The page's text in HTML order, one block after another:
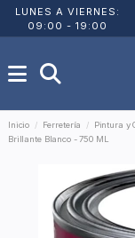
LUNES A VIERNES:
09:00 - 19:00
Inicio Ferretería Pintura y
Brillante Blanco - 750 ML